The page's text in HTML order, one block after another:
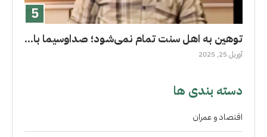
توهین به اهل سنت تمام نمی‌شود؛ صداوسیما با...
آوریل 25, 2025
دسته بندی ها
اقتصاد و عمران